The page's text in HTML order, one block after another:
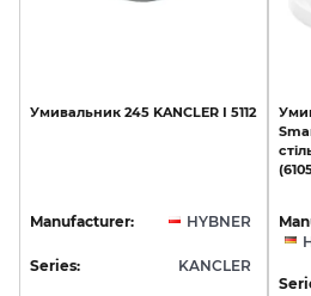
Умивальник 245 KANCLER І 5112
Manufacturer: HYBNER
Series: KANCLER